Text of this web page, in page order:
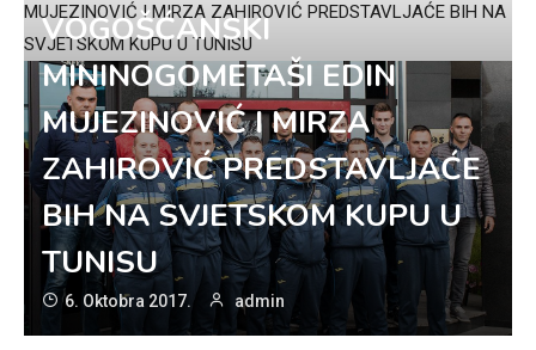
MUJEZINOVIĆ I MIRZA ZAHIROVIĆ PREDSTAVLJAĆE BIH NA
SVJETSKOM KUPU U TUNISU
VOGOŠĆANSKI
MININOGOMETAŠI EDIN
MUJEZINOVIĆ I MIRZA
ZAHIROVIĆ PREDSTAVLJAĆE
BIH NA SVJETSKOM KUPU U
TUNISU
6. Oktobra 2017. admin